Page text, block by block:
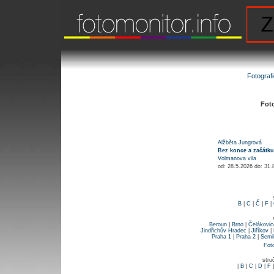
Alžběta Jungrová
Bez konce a začátku
Volmanova vila
od: 28.5.2026 do:
B
C Č F
Beroun| Brno|
Jindřichův Hradec
Jiříkov
Praha 1
Praha 2
B| C D F